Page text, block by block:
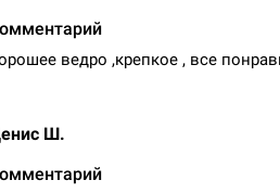
ведро ,крепкое , все
Ш.